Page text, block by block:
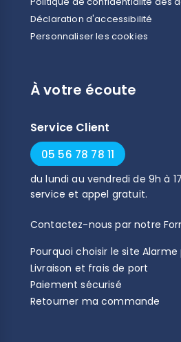
Déclaration d'accessibilité
Personnaliser les cookies
À votre écoute
Service Client
05 56 78 78 11
dulundi au vendredi de 9h à
service et appel gratuit.
Contactez-nous par notre
Pourquoi choisir le site Alarme
Livraison et frais de port
Paiement sécurisé
Retourner ma commande